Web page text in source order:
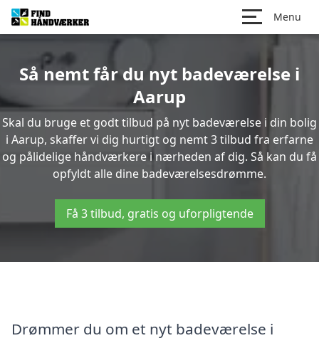
Menu
Så nemt får du nyt badeværelse i
Aarup
Skal du bruge et godt tilbud på nyt badeværelse i din bolig
i Aarup, skaffer vi dig hurtigt og nemt 3 tilbud fra erfarne
og pålidelige håndværkere i nærheden af dig. Så kan du få
opfyldt alle dine badeværelsesdrømme.
Få 3 tilbud, gratis og uforpligtende
Drømmer du om et nyt badeværelse i